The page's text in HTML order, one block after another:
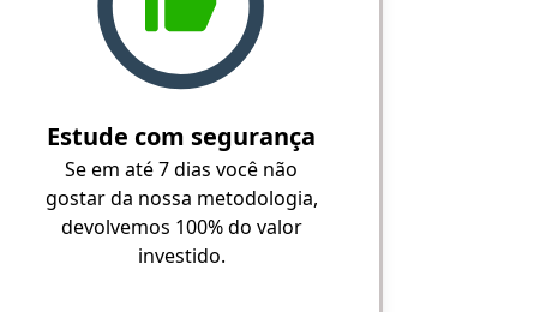
Estude com segurança
Se em até 7 dias você não
gostar da nossa metodologia,
devolvemos 100% do valor
investido.